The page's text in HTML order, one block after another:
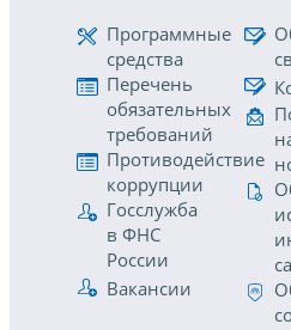
Программные
средства
Перечень
обязательных
требований
Противодействие
коррупции
Госслужба
в ФНС
России
Вакансии